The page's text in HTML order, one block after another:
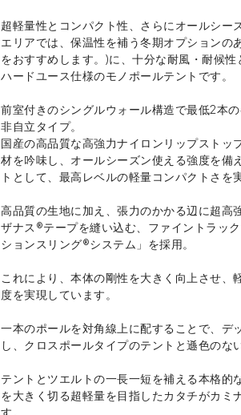
超軽量性とコンパクト性、さらにオールシ
エリアでは、保温性を補う冬期オプションの
をおすすめします。)に、十分な耐風・耐候性
ハードユース仕様のモノポールテントです。
前室付きのシングルウォール構造で最低2本
非自立タイプ。
国産の高品質な高強力ナイロンリップストッ
材を吟味し、オールシーズン使える強度を備
トとして、最高レベルの軽量コンパクトさを
高品質の生地に加え、張力のかかる辺に超高
ザナス®テープを縫い込む、ファイントラッ
ションスリング®システム」を採用。
これにより、本体の剛性を大きく向上させ、
度を実現しています。
一本のポールを対角線上に配することで、デ
し、クロスポールタイプのテントと遜色のな
テントとツエルトの一長一短を補える本格的
を大きく切る超軽量を目指したカタチがカ
す。